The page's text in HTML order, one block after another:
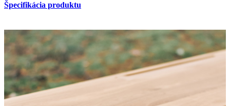
Špecifikácia produktu